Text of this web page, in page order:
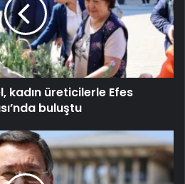
kadın üreticilerle Efes
buluştu